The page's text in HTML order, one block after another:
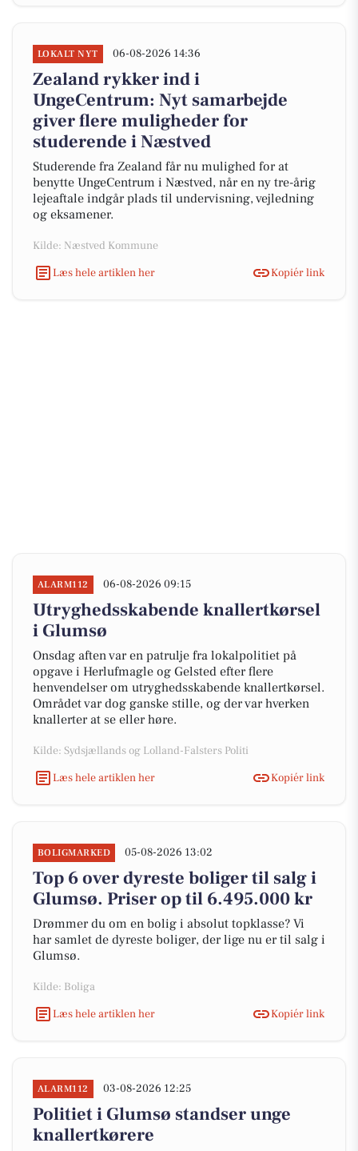
LOKALT NYT 06-08-2026 14:36
Zealand rykker ind i
UngeCentrum: Nyt samarbejde
giver flere muligheder for
studerende i Næstved
Studerende fra Zealand får nu mulighed for at
benytte UngeCentrum i Næstved, når en ny tre-årig
lejeaftale indgår plads til undervisning, vejledning
og eksamener.
Kilde: Næstved Kommune
Læs hele artiklen her
Kopiér link
ALARM112 06-08-2026 09:15
Utryghedsskabende knallertkørsel
i Glumsø
Onsdag aften var en patrulje fra lokalpolitiet på
opgave i Herlufmagle og Gelsted efter flere
henvendelser om utryghedsskabende knallertkørsel.
Området var dog ganske stille, og der var hverken
knallerter at se eller høre.
Kilde: Sydsjællands og Lolland-Falsters Politi
Læs hele artiklen her
Kopiér link
BOLIGMARKED 05-08-2026 13:02
Top 6 over dyreste boliger til salg i
Glumsø. Priser op til 6.495.000 kr
Drømmer du om en bolig i absolut topklasse? Vi
har samlet de dyreste boliger, der lige nu er til salg i
Glumsø.
Kilde: Boliga
Læs hele artiklen her
Kopiér link
ALARM112 03-08-2026 12:25
Politiet i Glumsø standser unge
knallertkørere